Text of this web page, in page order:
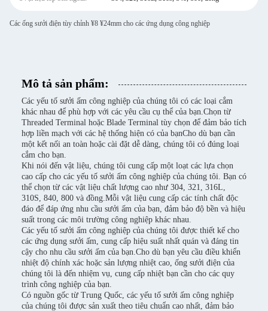
Các ống sưởi điện tùy chỉnh ¥8 ¥24mm cho các ứng dụng công nghiệp
Mô tả sản phẩm:
Các yếu tố sưởi ấm công nghiệp của chúng tôi có các loại cắm
khác nhau để phù hợp với các yêu cầu cụ thể của bạn.Chọn từ
Threaded Terminal hoặc Blade Terminal tùy chọn để đảm bảo tích
hợp liền mạch với các hệ thống hiện có của bạnCho dù bạn cần
một kết nối an toàn hoặc cài đặt dễ dàng, chúng tôi có đúng loại
cắm cho bạn.
Khi nói đến vật liệu, chúng tôi cung cấp một loạt các lựa chọn
cao cấp cho các yếu tố sưởi ấm công nghiệp của chúng tôi. Bạn có
thể chọn từ các vật liệu chất lượng cao như 304, 321, 316L,
310S, 840, 800 và đồng.Mỗi vật liệu cung cấp các tính chất độc
đáo để đáp ứng nhu cầu sưởi ấm của bạn, đảm bảo độ bền và hiệu
suất trong các môi trường công nghiệp khác nhau.
Các yếu tố sưởi ấm công nghiệp của chúng tôi được thiết kế cho
các ứng dụng sưởi ấm, cung cấp hiệu suất nhất quán và đáng tin
cậy cho nhu cầu sưởi ấm của bạn.Cho dù bạn yêu cầu điều khiển
nhiệt độ chính xác hoặc sản lượng nhiệt cao, ống sưởi điện của
chúng tôi là đến nhiệm vụ, cung cấp nhiệt bạn cần cho các quy
trình công nghiệp của bạn.
Có nguồn gốc từ Trung Quốc, các yếu tố sưởi ấm công nghiệp
của chúng tôi được sản xuất theo tiêu chuẩn cao nhất, đảm bảo